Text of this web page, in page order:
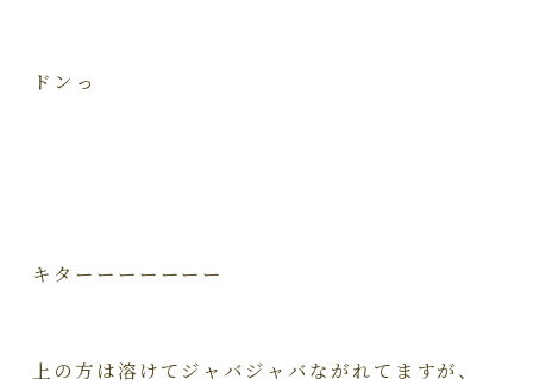
ドンっ
キターーーーーーー
上の方は溶けてジャバジャバながれてますが、